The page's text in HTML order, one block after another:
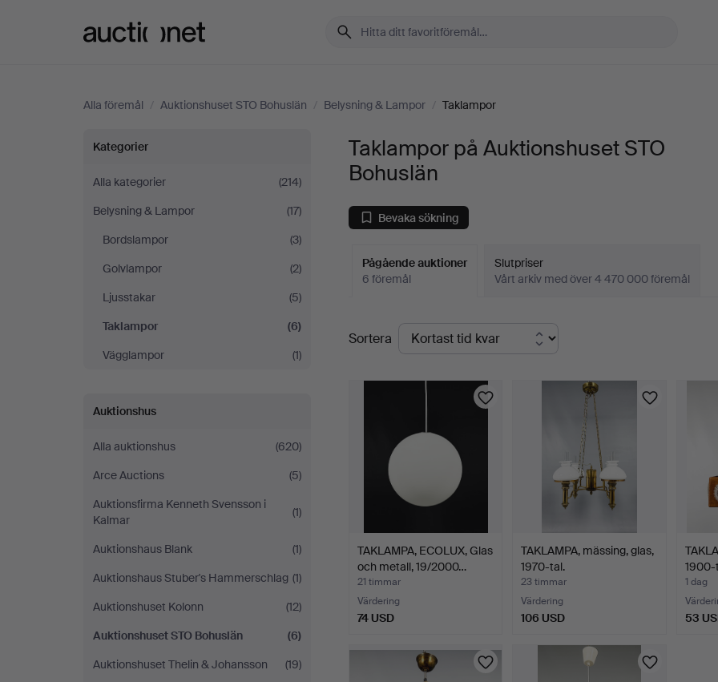
Alla föremål / Auktionshuset STO Bohuslän / Belysning & Lampor / Taklampor
Taklampor
på
Auktionshuset
STO
Bohuslän
Kategorier
Alla kategorier
(214)
Belysning & Lampor
(17)
Bordslampor
(3)
Golvlampor
(2)
Ljusstakar
(5)
Taklampor
(6)
Vägglampor
(1)
Auktionshus
Alla auktionshus
(620)
Arce Auctions
(5)
Auktionsfirma Kenneth Svensson i
Kalmar
(1)
Auktionshaus Blank
(1)
Auktionshaus Stuber's Hammerschlag (1)
Auktionshuset Kolonn
(12)
Auktionshuset STO Bohuslän
(6)
Auktionshuset Thelin & Johansson
(19)
Taklampor på Auktionshuset STO
Bohuslän
Bevaka sökning
Pågående auktioner
6 föremål
Slutpriser
Vårt arkiv med över 4 470 000 föremål
Pågående
auktioner
Sortera
TAKLAMPA, ECOLUX, Glas
och metall, 19/2000…
21 timmar
Värdering
74 USD
TAKLAMPA, mässing, glas,
1970-tal.
23 timmar
Värdering
106 USD
1900-
1 dag
53